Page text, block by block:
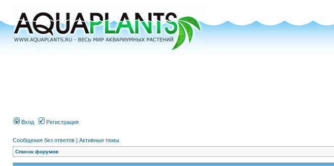
Вход Регистрация
Сообщения без ответов | Активные темы
Список форумов